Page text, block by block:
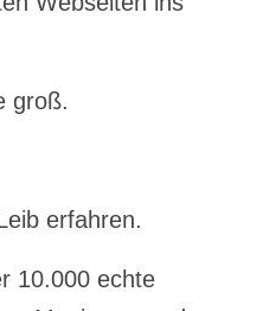
groß.
erfahren.
10.000 echte